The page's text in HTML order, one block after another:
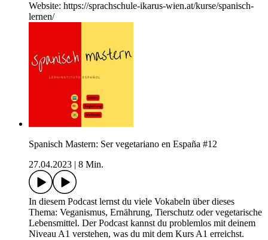
Website: https://sprachschule-ikarus-wien.at/kurse/spanisch-
lernen/
Spanisch Mastern: Ser vegetariano en España #12
27.04.2023
8 Min.
In diesem Podcast lernst du viele Vokabeln über dieses
Thema: Veganismus, Ernährung, Tierschutz oder vegetarische
Lebensmittel. Der Podcast kannst du problemlos mit deinem
Niveau A1 verstehen, was du mit dem Kurs A1 erreichst.